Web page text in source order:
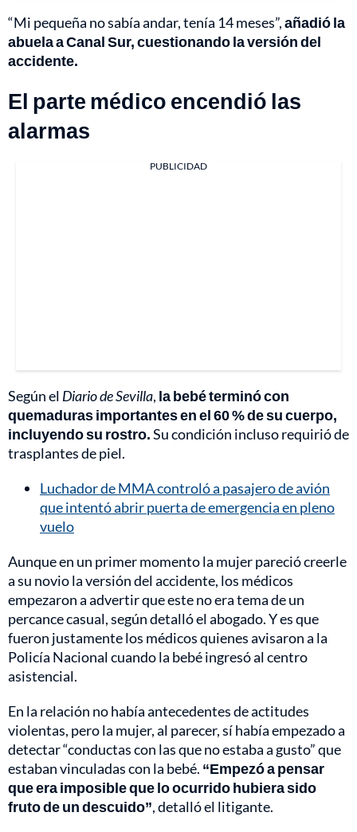
“Mi pequeña no sabía andar, tenía 14 meses”,añadió la
abuela a Canal Sur, cuestionando la versión del
accidente.
El parte médico encendió las
alarmas
PUBLICIDAD
Según el Diario de Sevilla, la bebé terminó con
quemaduras importantes en el 60 % de su cuerpo,
incluyendo su rostro.Su condición incluso requirió de
trasplantes de piel.
Luchador de MMA controló a pasajero de avión
que intentó abrir puerta de emergencia en pleno
vuelo
Aunque en un primer momento la mujer pareció creerle
a su novio la versión del accidente, los médicos
empezaron a advertir que este no era tema de un
percance casual, según detalló el abogado. Y es que
fueron justamente los médicos quienes avisaron a la
Policía Nacional cuando la bebé ingresó al centro
asistencial.
En la relación no había antecedentes de actitudes
violentas, pero la mujer, al parecer, sí había empezado a
detectar “conductas con las que no estaba a gusto” que
estaban vinculadas con la bebé. “Empezó a pensar
que era imposible que lo ocurrido hubiera sido
fruto de un descuido”, detalló el litigante.